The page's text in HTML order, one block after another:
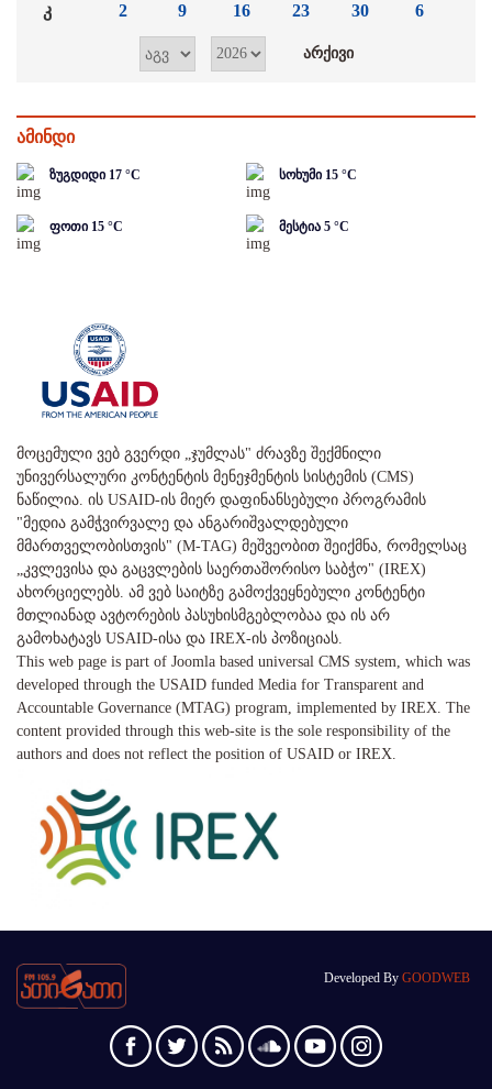
კ 2 9 16 23 30 6
ამინდი
ზუგდიდი 17 °C სოხუმი 15 °C
ფოთი 15 °C მესტია 5 °C
მოცემული ვებ გვერდი „ჯუმლას" ძრავზე შექმნილი
უნივერსალური კონტენტის მენეჯმენტის სისტემის (CMS)
ნაწილია. ის USAID-ის მიერ დაფინანსებული პროგრამის
"მედია გამჭვირვალე და ანგარიშვალდებული
მმართველობისთვის" (M-TAG) მეშვეობით შეიქმნა, რომელსაც
„კვლევისა და გაცვლების საერთაშორისო საბჭო" (IREX)
ახორციელებს. ამ ვებ საიტზე გამოქვეყნებული კონტენტი
მთლიანად ავტორების პასუხისმგებლობაა და ის არ
გამოხატავს USAID-ისა და IREX-ის პოზიციას.
This web page is part of Joomla based universal CMS system, which was
developed through the USAID funded Media for Transparent and
Accountable Governance (MTAG) program, implemented by IREX. The
content provided through this web-site is the sole responsibility of the
authors and does not reflect the position of USAID or IREX.
Developed By GOODWEB